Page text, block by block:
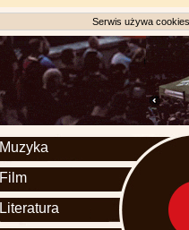
Serwis używa
Muzyka
Film
Literatura